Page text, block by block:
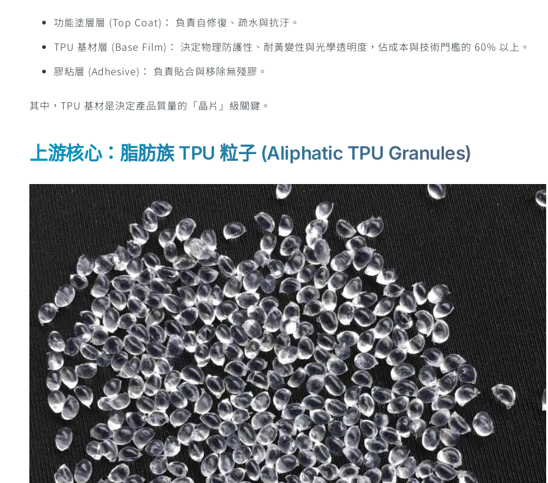
功能塗層層 (Top Coat)： 負責自修復、疏水與抗汙。
TPU 基材層 (Base Film)： 決定物理防護性、耐黃變性與光學透明度，佔成本與技術門檻的 60% 以上。
膠粘層 (Adhesive)： 負責貼合與移除無殘膠。
其中，TPU 基材是決定產品質量的「晶片」級關鍵。
上游核心：脂肪族 TPU 粒子 (Aliphatic TPU Granules)